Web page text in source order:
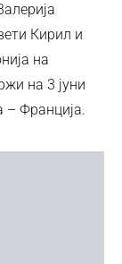
Кирил и
на
на 3 јуни
– Франција.